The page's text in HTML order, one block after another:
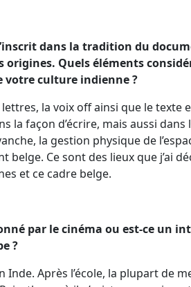
dans la tradition du
Quels éléments
votre culture indienne ?
la voix off ainsi que le texte
la façon d’écrire, mais aussi
la gestion physique de
Ce sont des lieux que j’ai
et ce cadre belge.
par le cinéma ou est-ce un
?
Inde. Après l’école, la plupart de